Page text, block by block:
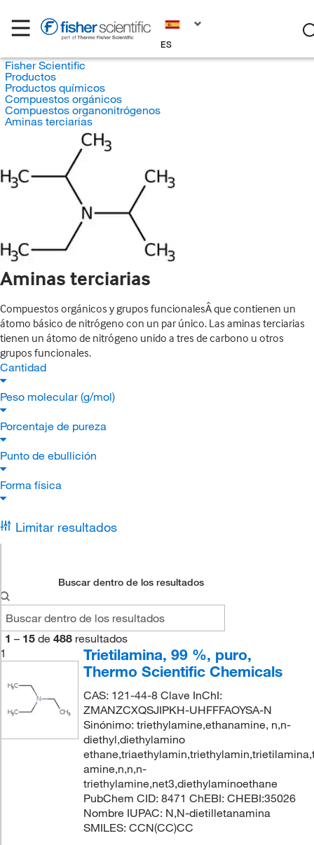
ES
Fisher Scientific
Productos
Productos químicos
Compuestos orgánicos
Compuestos organonitrógenos
Aminas terciarias
Aminas terciarias
Compuestos orgánicos y grupos funcionalesÂ que contienen un
átomo básico de nitrógeno con un par único. Las aminas terciarias
tienen un átomo de nitrógeno unido a tres de carbono u otros
grupos funcionales.
Cantidad
Peso molecular (g/mol)
Porcentaje de pureza
Punto de ebullición
Forma física
Limitar resultados
Buscar dentro de los resultados
1 – 15 de 488 resultados
1
Trietilamina, 99 %, puro,
Thermo Scientific Chemicals
CAS: 121-44-8 Clave InChI:
ZMANZCXQSJIPKH-UHFFFAOYSA-N
Sinónimo: triethylamine,ethanamine, n,n-
diethyl,diethylamino
amine,n,n,n-
triethylamine,net3,diethylaminoethane
PubChem CID: 8471 ChEBI: CHEBI:35026
Nombre IUPAC: N,N-dietilletanamina
SMILES: CCN(CC)CC